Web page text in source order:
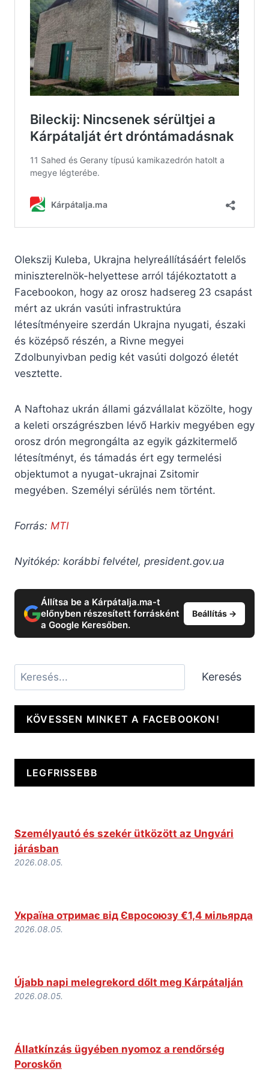
Olekszij Kuleba, Ukrajna helyreállításáért felelős
miniszterelnök-helyettese arról tájékoztatott a
Facebookon, hogy az orosz hadsereg 23 csapást
mért az ukrán vasúti infrastruktúra
létesítményeire szerdán Ukrajna nyugati, északi
és középső részén, a Rivne megyei
Zdolbunyivban pedig két vasúti dolgozó életét
vesztette.
A Naftohaz ukrán állami gázvállalat közölte, hogy
a keleti országrészben lévő Harkiv megyében egy
orosz drón megrongálta az egyik gázkitermelő
létesítményt, és támadás ért egy termelési
objektumot a nyugat-ukrajnai Zsitomir
megyében. Személyi sérülés nem történt.
Forrás: MTI
Nyitókép: korábbi felvétel, president.gov.ua
Állítsa be a Kárpátalja.ma-t
előnyben részesített forrásként
a Google Keresőben.
Beállítás →
Keresés Keresés
KÖVESSEN MINKET A FACEBOOKON!
LEGFRISSEBB
Személyautó és szekér ütközött az Ungvári
járásban
2026.08.05.
Україна отримає від Євросоюзу €1,4 мільярда
2026.08.05.
Újabb napi melegrekord dőlt meg Kárpátalján
2026.08.05.
Állatkínzás ügyében nyomoz a rendőrség
Poroskőn